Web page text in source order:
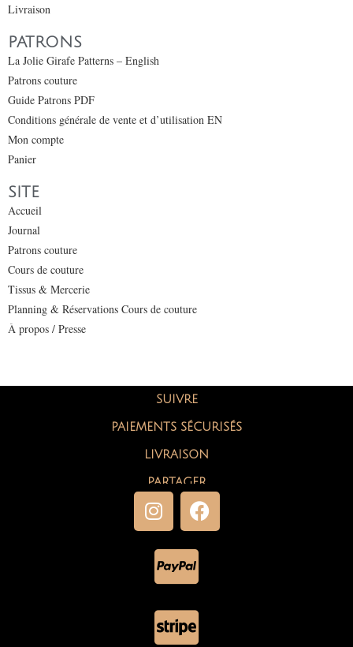
Livraison
PATRONS
La Jolie Girafe Patterns – English
Patrons couture
Guide Patrons PDF
Conditions générale de vente et d’utilisation EN
Mon compte
Panier
SITE
Accueil
Journal
Patrons couture
Cours de couture
Tissus & Mercerie
Planning & Réservations Cours de couture
À propos / Presse
SUIVRE
PAIEMENTS SÉCURISÉS
LIVRAISON
PARTAGER